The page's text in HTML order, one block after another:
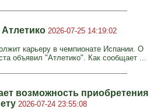
2026-07-25 14:19:02
карьеру в чемпионате Испании. О
объявил "Атлетико". Как сообщает ...
возможность приобретения
2026-07-24 23:55:08